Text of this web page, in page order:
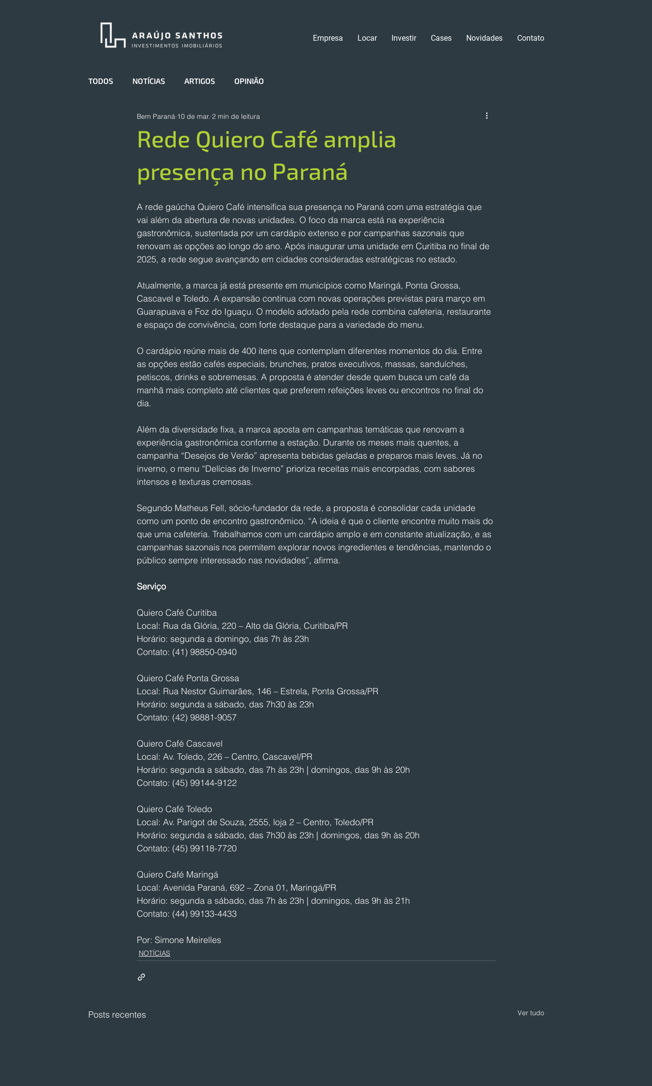
Empresa Locar Investir Cases Novidades Contato
TODOS NOTÍCIAS ARTIGOS OPINIÃO
Rede Quiero Café amplia
presença no Paraná
Bem Paraná 10 de mar. 2 min de leitura
A rede gaúcha Quiero Café intensifica sua presença no Paraná com uma estratégia que
vai além da abertura de novas unidades. O foco da marca está na experiência
gastronômica, sustentada por um cardápio extenso e por campanhas sazonais que
renovam as opções ao longo do ano. Após inaugurar uma unidade em Curitiba no final de
2025, a rede segue avançando em cidades consideradas estratégicas no estado.
Atualmente, a marca já está presente em municípios como Maringá, Ponta Grossa,
Cascavel e Toledo. A expansão continua com novas operações previstas para março em
Guarapuava e Foz do Iguaçu. O modelo adotado pela rede combina cafeteria, restaurante
e espaço de convivência, com forte destaque para a variedade do menu.
O cardápio reúne mais de 400 itens que contemplam diferentes momentos do dia. Entre
as opções estão cafés especiais, brunches, pratos executivos, massas, sanduíches,
petiscos, drinks e sobremesas. A proposta é atender desde quem busca um café da
manhã mais completo até clientes que preferem refeições leves ou encontros no final do
dia.
Além da diversidade fixa, a marca aposta em campanhas temáticas que renovam a
experiência gastronômica conforme a estação. Durante os meses mais quentes, a
campanha “Desejos de Verão” apresenta bebidas geladas e preparos mais leves. Já no
inverno, o menu “Delícias de Inverno” prioriza receitas mais encorpadas, com sabores
intensos e texturas cremosas.
Segundo Matheus Fell, sócio-fundador da rede, a proposta é consolidar cada unidade
como um ponto de encontro gastronômico. “A ideia é que o cliente encontre muito mais do
que uma cafeteria. Trabalhamos com um cardápio amplo e em constante atualização, e as
campanhas sazonais nos permitem explorar novos ingredientes e tendências, mantendo o
público sempre interessado nas novidades”, afirma.
Serviço
Quiero Café Curitiba
Local: Rua da Glória, 220 – Alto da Glória, Curitiba/PR
Horário: segunda a domingo, das 7h às 23h
Contato: (41) 98850-0940
Quiero Café Ponta Grossa
Local: Rua Nestor Guimarães, 146 – Estrela, Ponta Grossa/PR
Horário: segunda a sábado, das 7h30 às 23h
Contato: (42) 98881-9057
Quiero Café Cascavel
Local: Av. Toledo, 226 – Centro, Cascavel/PR
Horário: segunda a sábado, das 7h às 23h | domingos, das 9h às 20h
Contato: (45) 99144-9122
Quiero Café Toledo
Local: Av. Parigot de Souza, 2555, loja 2 – Centro, Toledo/PR
Horário: segunda a sábado, das 7h30 às 23h | domingos, das 9h às 20h
Contato: (45) 99118-7720
Quiero Café Maringá
Local: Avenida Paraná, 692 – Zona 01, Maringá/PR
Horário: segunda a sábado, das 7h às 23h | domingos, das 9h às 21h
Contato: (44) 99133-4433
Por: Simone Meirelles
NOTÍCIAS
Posts recentes Ver tudo